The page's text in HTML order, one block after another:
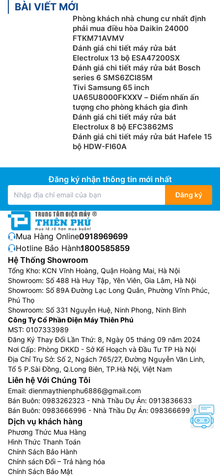
BÀI VIẾT MỚI
Phòng khách nhà chung cư nhất định
phải mua điều hòa Daikin 24000
FTKM71AVMV
Đánh giá chi tiết máy rửa bát
Electrolux 13 bộ ESA47200SX
Đánh giá chi tiết máy rửa bát Bosch
series 6 SMS6ZCI85M
Tivi Samsung 65 inch
UA65U8000FKXXV – Điểm nhấn ấn
tượng cho phòng khách gia đình
Đánh giá chi tiết máy rửa bát
Electrolux 8 bộ EFC3862MS
Đánh giá chi tiết máy rửa bát Hafele 15
bộ HDW-FI60A
Đăng ký nhận thông tin mới nhất
Đăng ký
Mua Hàng Online:0918969699
Hotline Bảo Hành:1800585859
Hệ Thống Showroom
Tổng Kho: KCN Vĩnh Hoàng, Quận Hoàng Mai, Hà Nội
Showroom: Số 488 Hà Huy Tập, Yên Viên, Gia Lâm, Hà Nội
Showroom: Số 89A Đường Lạc Long Quân, Phường Vĩnh Phúc,
Phú Thọ
Showroom: Số 331 Nguyễn Huệ, Ninh Phong, Ninh Bình
Công Ty Cổ Phần Điện Máy Thiên Phú
MST: 0107333989
Đăng Ký Thay Đổi Lần Thứ: 8, Ngày 05 tháng 09 năm 2024
Nơi Cấp: Phòng DKKD - Sở Kế Hoạch và Đầu Tư TP Hà Nội
Địa Chỉ Trụ Sở: Số 2, Ngách 765/27, Đường Nguyễn Văn Linh,
Tổ 5 P.Sài Đồng, Q.Long Biên, TP.Hà Nội, Việt Nam
Liên hệ Với Chúng Tôi
Email: dienmaythienphu6886@gmail.com
Bán Buôn: 0983262323 - Nhà Thầu Dự Án: 0913836633
Bán Buôn: 0983666996 - Nhà Thầu Dự Án: 0983666996
Dịch vụ khách hàng
Phương Thức Mua Hàng
Hình Thức Thanh Toán
Chính Sách Bảo Hành
Chính sách Đổi – Trả hàng hóa
Chính Sách Bảo Mật